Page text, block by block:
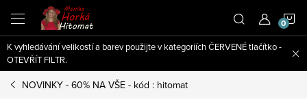
obsah
K vyhledávání velikostí a barev použijte v kategoriích ČERVENÉ tlačítko -
OTEVŘÍT FILTR.
NOVINKY - 60% NA VŠE - kód : hitomat